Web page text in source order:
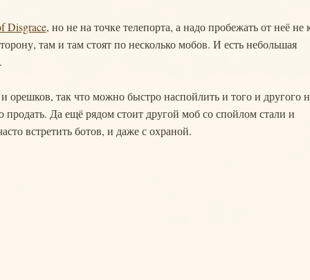
Disgrace, но не на точке телепорта, а надо пробежать от неё не
там и там стоят по несколько мобов. И есть небольшая
так что можно быстро наспойлить и того и другого
продать. Да ещё рядом стоит другой моб со спойлом стали и
встретить ботов, и даже с охраной.